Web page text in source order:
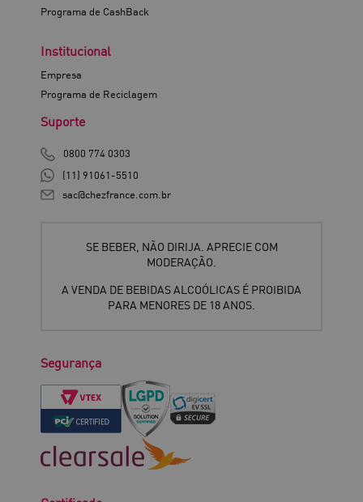
Programa de CashBack
Institucional
Empresa
Programa de Reciclagem
Suporte
0800 774 0303
(11) 91061-5510
sac@chezfrance.com.br
SE BEBER, NÃO DIRIJA. APRECIE COM
MODERAÇÃO.
A VENDA DE BEBIDAS ALCOÓLICAS É PROIBIDA
PARA MENORES DE 18 ANOS.
Segurança